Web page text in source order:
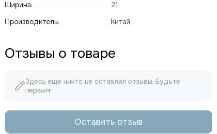
Ширина:
21
Производитель:
Китай
Отзывы о товаре
Здесь еще никто не оставлял отзывы. Будьте
первым!
Оставить отзыв